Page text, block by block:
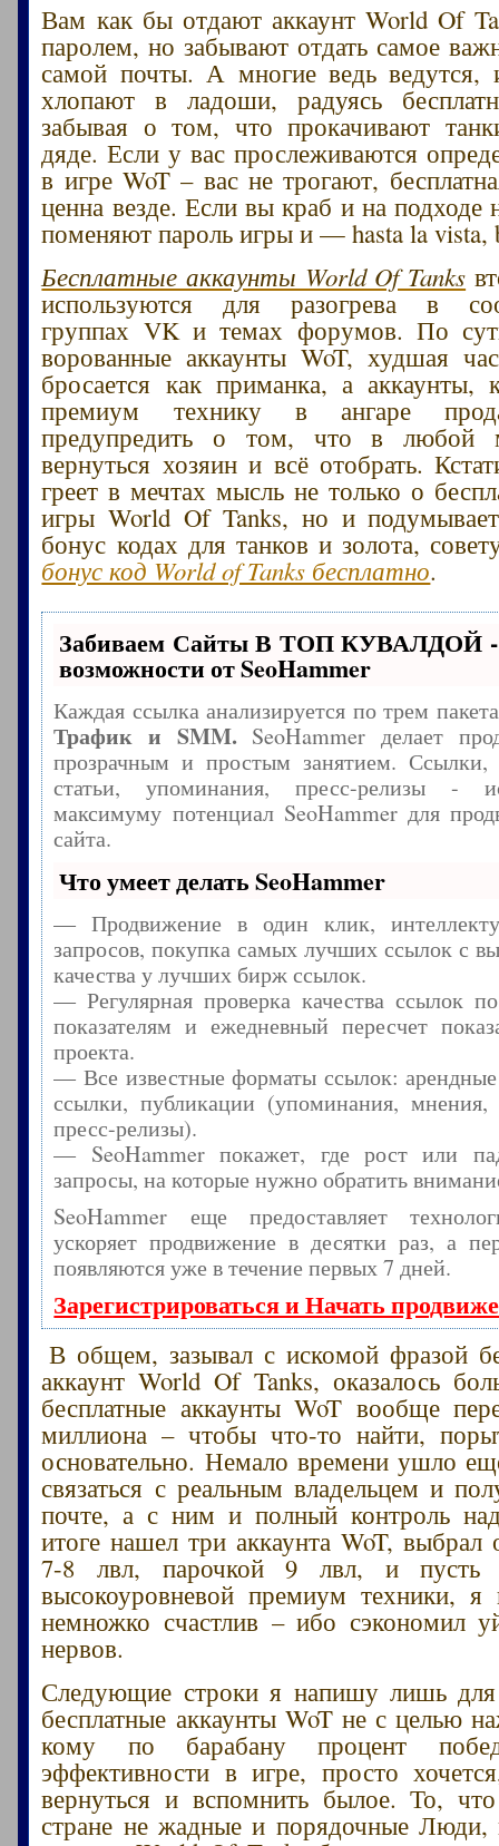
Вам как бы отдают аккаунт World Of
паролем, но забывают отдать самое
самой почты. А многие ведь ведутся,
хлопают в ладоши, радуясь
забывая о том, что прокачивают
дяде. Если у вас прослеживаются
в игре WoT – вас не трогают,
ценна везде. Если вы краб и на подходе
поменяют пароль игры и — hasta la vista,
Бесплатные аккаунты World Of Tanks
используются для разогрева в
группах VK и темах форумов. По
ворованные аккаунты WoT, худшая
бросается как приманка, а аккаунты,
премиум технику в ангаре
предупредить о том, что в любой
вернуться хозяин и всё отобрать.
греет в мечтах мысль не только о
игры World Of Tanks, но и
бонус кодах для танков и золота,
бонус код World of Tanks бесплатно.
Забиваем Сайты В ТОП КУВАЛДОЙ -
возможности от SeoHammer
Каждая ссылка анализируется по трем
Трафик и SMM.SeoHammer делает
прозрачным и простым занятием. Ссылки,
статьи, упоминания, пресс-релизы -
максимуму потенциал SeoHammer для
сайта.
Что умеет делать SeoHammer
— Продвижение в один клик,
запросов, покупка самых лучших ссылок с
качества у лучших бирж ссылок.
— Регулярная проверка качества ссылок
показателям и ежедневный пересчет
проекта.
— Все известные форматы ссылок:
ссылки, публикации (упоминания, мнения,
пресс-релизы).
— SeoHammer покажет, где рост или
запросы, на которые нужно обратить
SeoHammer еще предоставляет
ускоряет продвижение в десятки раз, а
появляются уже в течение первых 7 дней.
Зарегистрироваться и Начать
В общем, зазывал с искомой фразой
аккаунт World Of Tanks, оказалось
бесплатные аккаунты WoT вообще
миллиона – чтобы что-то найти,
основательно. Немало времени ушло
связаться с реальным владельцем и
почте, а с ним и полный контроль
итоге нашел три аккаунта WoT, выбрал
7-8 лвл, парочкой 9 лвл, и
высокоуровневой премиум техники,
немножко счастлив – ибо сэкономил
нервов.
Следующие строки я напишу лишь
бесплатные аккаунты WoT не с целью
кому по барабану процент
эффективности в игре, просто
вернуться и вспомнить былое. То,
стране не жадные и порядочные Люди,